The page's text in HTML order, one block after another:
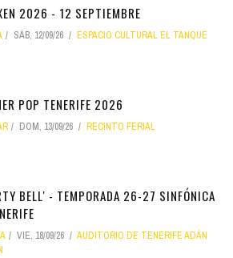
2026 - 12 SEPTIEMBRE
SÁB, 12/09/26 ESPACIO CULTURAL EL TANQUE
POP TENERIFE 2026
DOM, 13/09/26 RECINTO FERIAL
BELL' - TEMPORADA 26-27 SINFÓNICA
VIE, 18/09/26
AUDITORIO DE TENERIFE ADÁN